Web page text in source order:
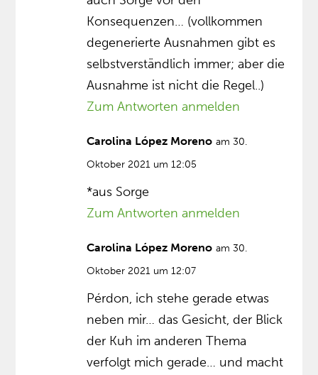
Konsequenzen… (vollkommen
degenerierte Ausnahmen gibt es
selbstverständlich immer; aber die
Ausnahme ist nicht die Regel..)
Zum Antworten anmelden
Carolina López Moreno am 30.
Oktober 2021 um 12:05
*aus Sorge
Zum Antworten anmelden
Carolina López Moreno am 30.
Oktober 2021 um 12:07
Pérdon, ich stehe gerade etwas
neben mir… das Gesicht, der Blick
der Kuh im anderen Thema
verfolgt mich gerade… und macht